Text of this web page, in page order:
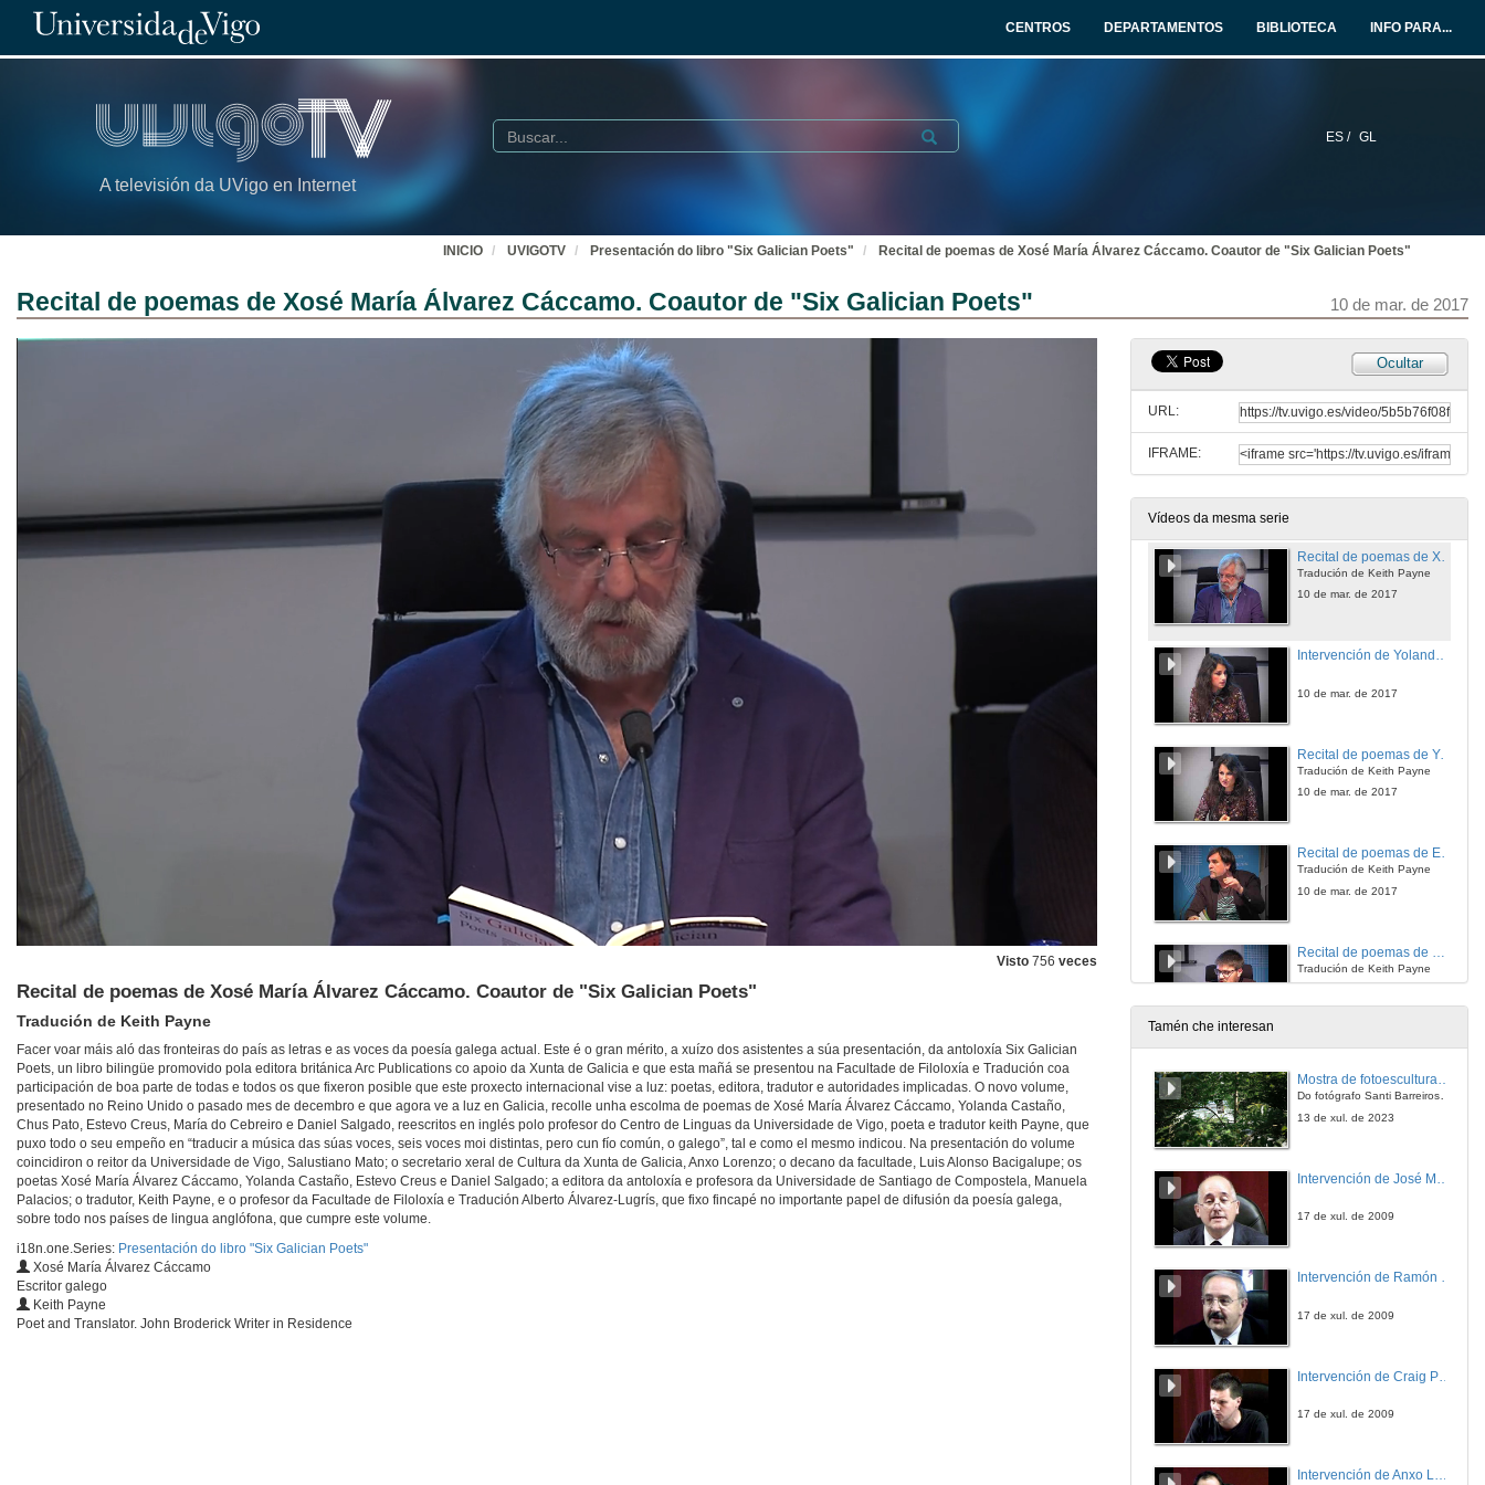
CENTROS DEPARTAMENTOS BIBLIOTECA INFO PARA...
A televisión da UVigo en Internet
ES / GL
Buscar Submit
INICIO UVIGOTV Presentación do libro "Six Galician Poets" Recital de poemas de Xosé María Álvarez Cáccamo. Coautor de "Six Galician Poets"
Recital de poemas de Xosé María Álvarez Cáccamo. Coautor de "Six Galician Poets" 10 de mar. de 2017
Visto 756 veces
Recital de poemas de Xosé María Álvarez Cáccamo. Coautor de "Six Galician Poets"
Tradución de Keith Payne
Facer voar máis aló das fronteiras do país as letras e as voces da poesía galega actual. Este é o gran mérito, a xuízo dos asistentes a súa presentación, da antoloxía Six Galician
Poets, un libro bilingüe promovido pola editora británica Arc Publications co apoio da Xunta de Galicia e que esta mañá se presentou na Facultade de Filoloxía e Tradución coa
participación de boa parte de todas e todos os que fixeron posible que este proxecto internacional vise a luz: poetas, editora, tradutor e autoridades implicadas. O novo volume,
presentado no Reino Unido o pasado mes de decembro e que agora ve a luz en Galicia, recolle unha escolma de poemas de Xosé María Álvarez Cáccamo, Yolanda Castaño,
Chus Pato, Estevo Creus, María do Cebreiro e Daniel Salgado, reescritos en inglés polo profesor do Centro de Linguas da Universidade de Vigo, poeta e tradutor keith Payne, que
puxo todo o seu empeño en “traducir a música das súas voces, seis voces moi distintas, pero cun fío común, o galego”, tal e como el mesmo indicou. Na presentación do volume
coincidiron o reitor da Universidade de Vigo, Salustiano Mato; o secretario xeral de Cultura da Xunta de Galicia, Anxo Lorenzo; o decano da facultade, Luis Alonso Bacigalupe; os
poetas Xosé María Álvarez Cáccamo, Yolanda Castaño, Estevo Creus e Daniel Salgado; a editora da antoloxía e profesora da Universidade de Santiago de Compostela, Manuela
Palacios; o tradutor, Keith Payne, e o profesor da Facultade de Filoloxía e Tradución Alberto Álvarez-Lugrís, que fixo fincapé no importante papel de difusión da poesía galega,
sobre todo nos países de lingua anglófona, que cumpre este volume.
i18n.one.Series: Presentación do libro "Six Galician Poets"
Xosé María Álvarez Cáccamo
Escritor galego
Keith Payne
Poet and Translator. John Broderick Writer in Residence
Ocultar
URL:
IFRAME:
Vídeos da mesma serie
Presentación do libro "Six Galician Poets". Intervención de Salustiano Mato
10 de mar. de 2017
Intervención de Keith Payne, tradutor do libro "Six Galician Poets"
Intervención de Xosé María Álvarez Cáccamo. Coautor de "Six Galician Poets"
10 de mar. de 2017
Tradución de Keith Payne
10 de mar. de 2017
Intervención de Yolanda Castaño. Coautora de "Six Galician Poets"
10 de mar. de 2017
Recital de poemas de Yolanda Castaño. Coautora de "Six Galician Poets"
Tradución de Keith Payne
10 de mar. de 2017
Recital de poemas de Estevo Creus. Coautor de "Six Galician Poets"
Tradución de Keith Payne
10 de mar. de 2017
Tradución de Keith Payne
Presentación do libro "Six Galician Poets". Quenda de cuestións
10 de mar. de 2017
Tamén che interesan
Mostra de fotoesculturas Overtraz
Do fotógrafo Santi Barreiros e o escultor Nito Contreras.
13 de xul. de 2023
17 de xul. de 2009
Intervención de Ramón Villlares
17 de xul. de 2009
17 de xul. de 2009
Intervención de Anxo Lorenzo